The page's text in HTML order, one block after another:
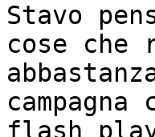
Stavo
cose che
flash